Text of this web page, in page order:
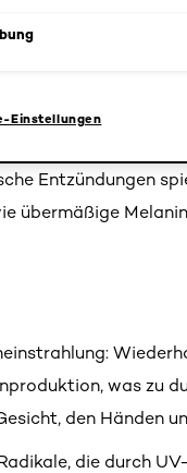
Flecken sind
Entzündungen
übermäßige
was zu
den Händen
die durch
Einstellungen